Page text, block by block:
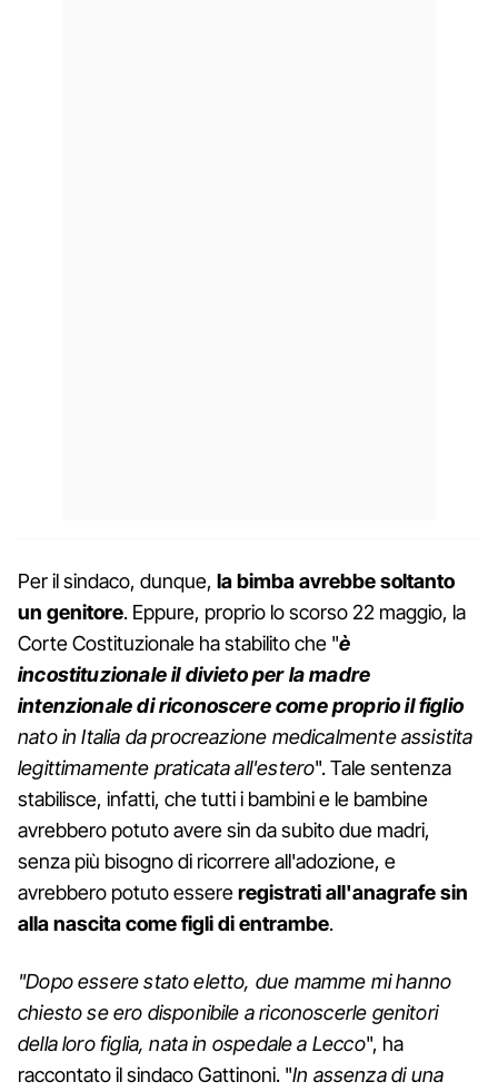
Per il sindaco, dunque, la bimba avrebbe soltanto
un genitore. Eppure, proprio lo scorso 22 maggio, la
Corte Costituzionale ha stabilito che "è
incostituzionale il divieto per la madre
intenzionale di riconoscere come proprio il figlio
nato in Italia da procreazione medicalmente assistita
legittimamente praticata all'estero". Tale sentenza
stabilisce, infatti, che tutti i bambini e le bambine
avrebbero potuto avere sin da subito due madri,
senza più bisogno di ricorrere all'adozione, e
avrebbero potuto essereregistrati all'anagrafe sin
alla nascita come figli di entrambe.
"Dopo essere stato eletto, due mamme mi hanno
chiesto se ero disponibile a riconoscerle genitori
della loro figlia, nata in ospedale a Lecco", ha
raccontato il sindaco Gattinoni. "In assenza di una